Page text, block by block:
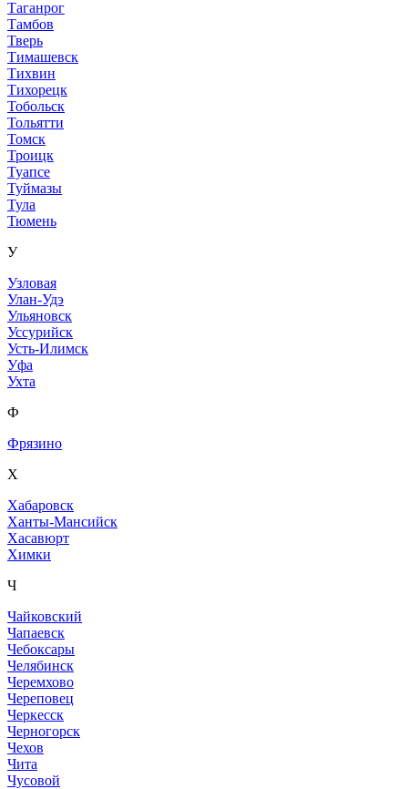
Таганрог
Тамбов
Тверь
Тимашевск
Тихвин
Тихорецк
Тобольск
Тольятти
Томск
Троицк
Туапсе
Туймазы
Тула
Тюмень
У
Узловая
Улан-Удэ
Ульяновск
Уссурийск
Усть-Илимск
Уфа
Ухта
Ф
Фрязино
Х
Хабаровск
Ханты-Мансийск
Хасавюрт
Химки
Ч
Чайковский
Чапаевск
Чебоксары
Челябинск
Черемхово
Череповец
Черкесск
Черногорск
Чехов
Чита
Чусовой